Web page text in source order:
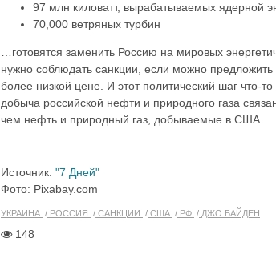
97 млн киловатт, вырабатываемых ядерной
70,000 ветряных турбин
…готовятся заменить Россию на мировых
нужно соблюдать санкции, если можно
более низкой цене. И этот политический шаг что-
добыча российской нефти и природного газа
чем нефть и природный газ, добываемые в США.
Источник: "7 Дней"
Фото: Pixabay.com
УКРАИНА РОССИЯ САНКЦИИ США РФ ДЖО БАЙДЕН
148